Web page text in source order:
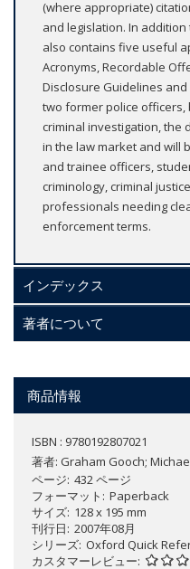
(where appropriate)
and legislation. In
also contains five useful
Acronyms, Recordable
Disclosure Guidelines
two former police
criminal investigation, the
in the law market and will
and trainee officers,
criminology, criminal
professionals needing
enforcement terms.
インデックス
著者について
商品情報
ISBN : 9780192807021
著者: Graham Gooch;
ページ 432 ページ
フォーマット
Paperback
サイズ 128 x 195 mm
刊行日 2007年08月
シリーズ Oxford Quick
カスタマーレビュー